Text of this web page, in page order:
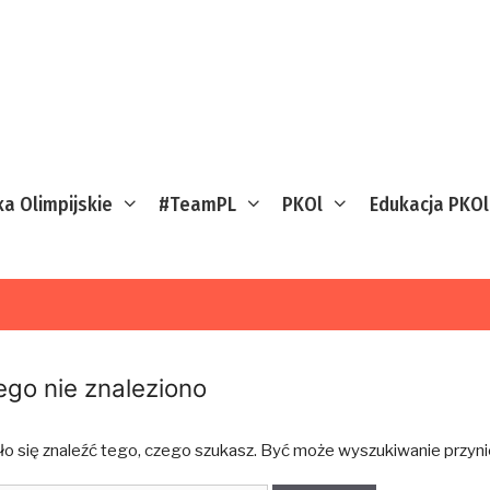
Olimpijskie #TeamPL PKOl Edukacja PKOl
nie znaleziono
się znaleźć tego, czego szukasz. Być może wyszukiwanie